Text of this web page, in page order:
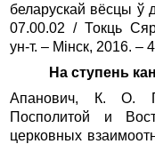
беларускай вёсцы ў
07.00.02 / Токць
ун‑т. – Мінск, 2016. –
На ступень
Апанович, К. О.
Посполитой и
церковных